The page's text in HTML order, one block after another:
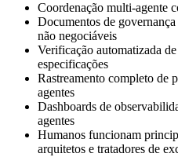
Coordenação multi-agente
Documentos de
não negociáveis
Verificação automatizada
especificações
Rastreamento completo de
agentes
Dashboards de
agentes
Humanos funcionam
arquitetos e tratadores de